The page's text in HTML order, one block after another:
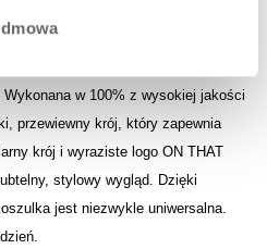
w 100% z wysokiej jakości
przewiewny krój, który zapewnia
krój i wyraziste logo ON THAT
stylowy wygląd. Dzięki
jest niezwykle uniwersalna.